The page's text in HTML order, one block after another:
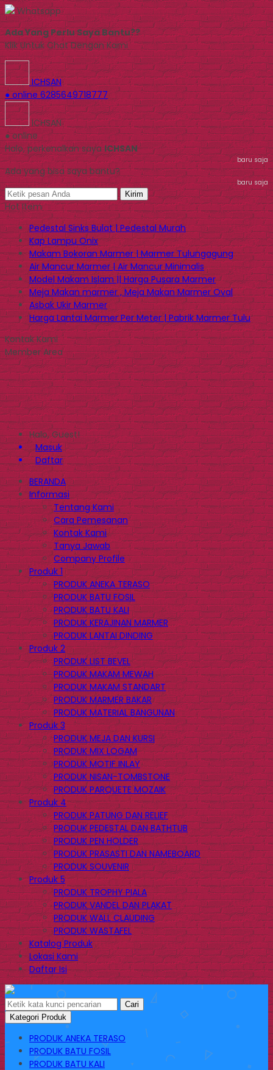
Whatsapp
Ada Yang Perlu Saya Bantu??
Klik Untuk Chat Dengan Kami
ICHSAN
● online 6285649718777
ICHSAN
● online
Halo, perkenalkan sayaICHSAN
baru saja
Ada yang bisa saya bantu?
baru saja
Kirim
Hot Item
Pedestal Sinks Bulat | Pedestal Murah
Kap Lampu Onix
Makam Bokoran Marmer | Marmer Tulungagung
Air Mancur Marmer | Air Mancur Minimalis
Model Makam Islam || Harga Pusara Marmer
Meja Makan marmer , Meja Makan Marmer Oval
Asbak Ukir Marmer
Harga Lantai Marmer Per Meter | Pabrik Marmer Tulu
Kontak Kami
Member Area
Halo, Guest!
Masuk
Daftar
BERANDA
Informasi
Tentang Kami
Cara Pemesanan
Kontak Kami
Tanya Jawab
Company Profile
Produk 1
PRODUK ANEKA TERASO
PRODUK BATU FOSIL
PRODUK BATU KALI
PRODUK KERAJINAN MARMER
PRODUK LANTAI DINDING
Produk 2
PRODUK LIST BEVEL
PRODUK MAKAM MEWAH
PRODUK MAKAM STANDART
PRODUK MARMER BAKAR
PRODUK MATERIAL BANGUNAN
Produk 3
PRODUK MEJA DAN KURSI
PRODUK MIX LOGAM
PRODUK MOTIF INLAY
PRODUK NISAN-TOMBSTONE
PRODUK PARQUETE MOZAIK
Produk 4
PRODUK PATUNG DAN RELIEF
PRODUK PEDESTAL DAN BATHTUB
PRODUK PEN HOLDER
PRODUK PRASASTI DAN NAMEBOARD
PRODUK SOUVENIR
Produk 5
PRODUK TROPHY PIALA
PRODUK VANDEL DAN PLAKAT
PRODUK WALL CLAUDING
PRODUK WASTAFEL
Katalog Produk
Lokasi Kami
Daftar Isi
Cari
Kategori Produk
PRODUK ANEKA TERASO
PRODUK BATU FOSIL
PRODUK BATU KALI